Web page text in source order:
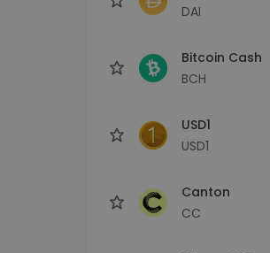
DAI
Bitcoin Cash
BCH
USD1
USD1
Canton
CC